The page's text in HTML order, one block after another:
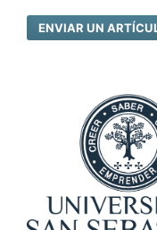
ENVIAR UN